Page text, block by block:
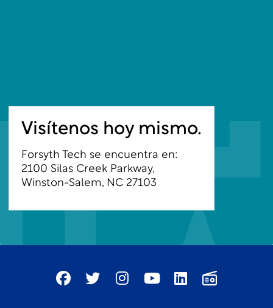
Visítenos hoy mismo.
Forsyth Tech se encuentra en:
2100 Silas Creek Parkway,
Winston-Salem, NC 27103